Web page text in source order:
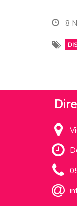
8